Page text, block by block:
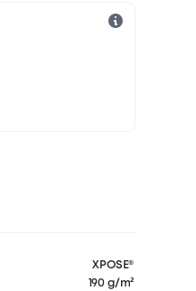
XPOSE®
190 g/m²